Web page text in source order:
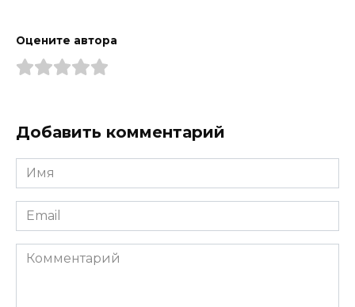
Оцените автора
Добавить комментарий
Имя
*
Email
*
Комментарий